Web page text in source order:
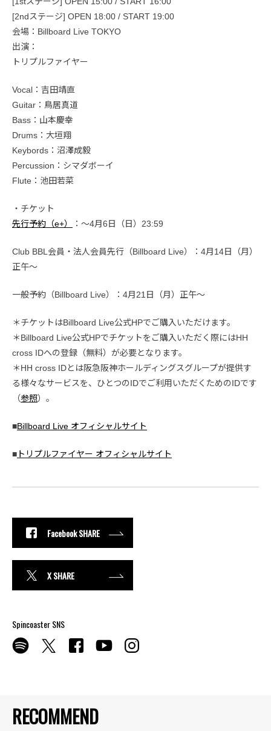
RECOMMEND
[2ndステージ] OPEN 18:00 / START 19:00
会場：Billboard Live TOKYO
出演：
トリプルファイヤー
Vocal：吉田靖直
Guitar：鳥居真道
Bass：山本慶幸
Drums：大垣翔
Keybords：沼澤成毅
Percussion：シマダボーイ
Flute：池田若菜
・チケット
先行予約（e+）
：～4月6日（日）23:59
Club BBL会員・法人会員先行（Billboard Live）：4月14日（月）
正午〜
一般予約（Billboard Live）：4月21日（月）正午〜
＊チケットはBillboard Live公式HPでご購入いただけます。
＊Billboard Live公式HPでチケットをご購入いただく際にはHH
cross IDへの登録（無料）が必要となります。
＊HH cross IDとは阪急阪神ホールディングスグループが提供す
る様々なサービスを、ひとつのIDでご利用いただくためのIDです
（参照）。
■Billboard Live オフィシャルサイト
■ トリプルファイヤー オフィシャルサイト
Facebook SHARE
X SHARE
Spincoaster SNS